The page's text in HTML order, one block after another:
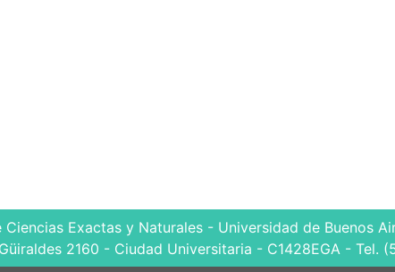
Ciencias Exactas y Naturales - Universidad de Buenos
2160 - Ciudad Universitaria - C1428EGA - Tel.